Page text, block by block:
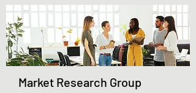
Market Research Group